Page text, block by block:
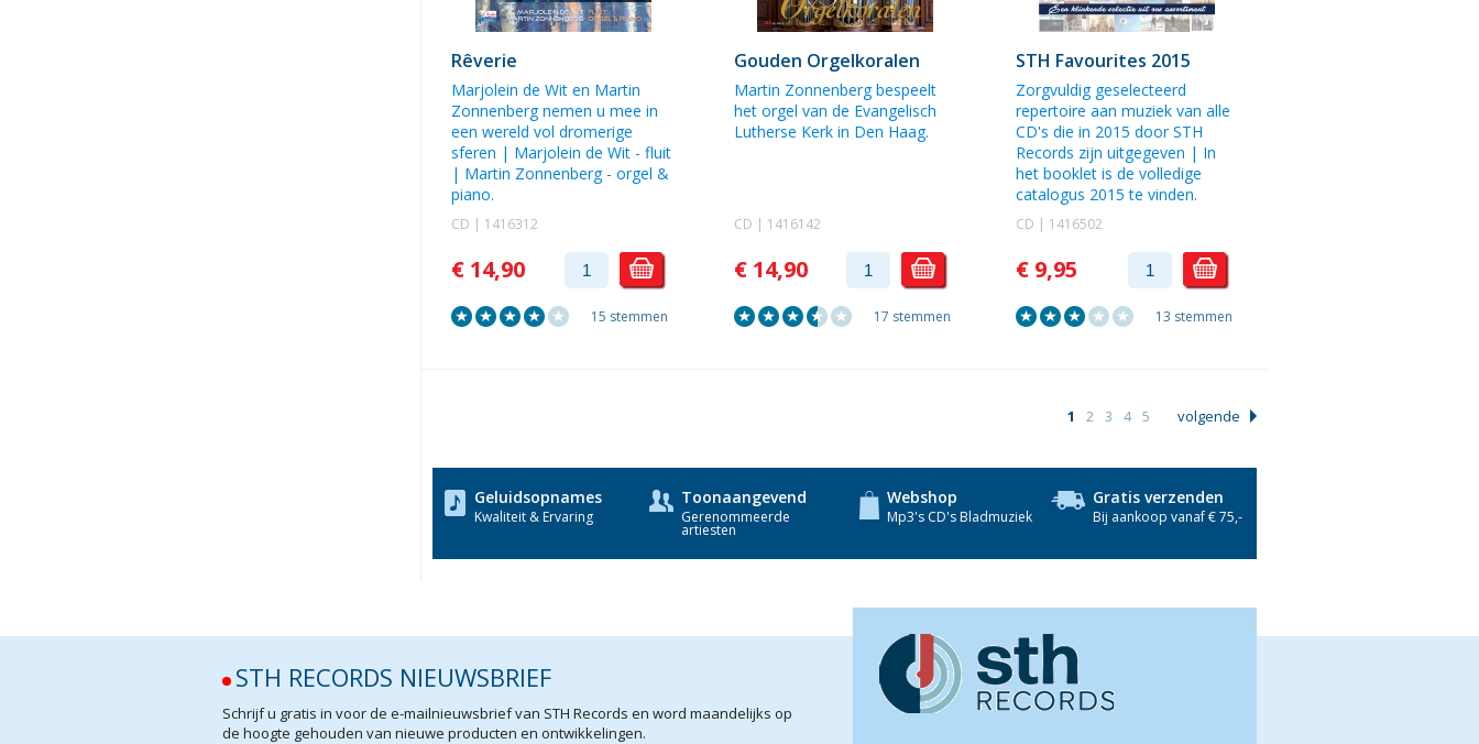
Rêverie
Marjolein de Wit en Martin
Zonnenbergnemen u mee in
een wereld vol dromerige
sferen | Marjolein de Wit - fluit
| Martin Zonnenberg- orgel &
piano.
CD | 1416312
€ 14,90
15 stemmen
Gouden Orgelkoralen
Martin Zonnenbergbespeelt
het orgel van de Evangelisch
Lutherse Kerk in Den Haag.
CD | 1416142
€ 14,90
17 stemmen
STH Favourites 2015
Zorgvuldig geselecteerd
repertoire aan muziek van alle
CD's die in 2015 door STH
Records zijn uitgegeven | In
het booklet is de volledige
catalogus 2015 te vinden.
CD | 1416502
€ 9,95
13 stemmen
1 2 3 4 5 volgende
Geluidsopnames
Kwaliteit & Ervaring
Toonaangevend
Gerenommeerde
artiesten
Webshop
Mp3's CD's Bladmuziek
Gratis verzenden
Bij aankoop vanaf € 75,-
STH RECORDS NIEUWSBRIEF
Schrijf u gratis in voor de e-mailnieuwsbrief van STH Records en word maandelijks op
de hoogte gehouden van nieuwe producten en ontwikkelingen.